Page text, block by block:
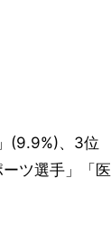
(9.9%)、3位
ツ選手」「医